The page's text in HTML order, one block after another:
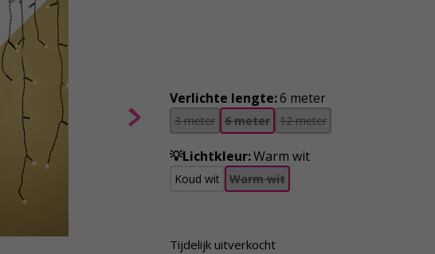
Verlichte lengte:6 meter
3 meter 6 meter 12 meter
💡Lichtkleur:Warm wit
Koud wit Warm wit
Tijdelijk uitverkocht